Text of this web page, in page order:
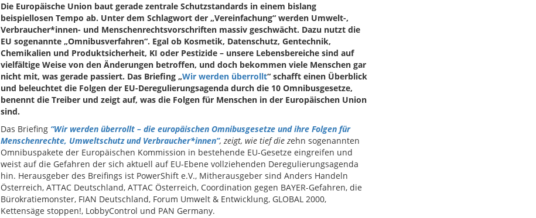
Die Europäische Union baut gerade zentrale Schutzstandards in einem bislang
beispiellosen Tempo ab. Unter dem Schlagwort der „Vereinfachung“ werden Umwelt-,
Verbraucher*innen- und Menschenrechtsvorschriften massiv geschwächt. Dazu nutzt die
EU sogenannte „Omnibusverfahren“. Egal ob Kosmetik, Datenschutz, Gentechnik,
Chemikalien und Produktsicherheit, KI oder Pestizide – unsere Lebensbereiche sind auf
vielfältige Weise von den Änderungen betroffen, und doch bekommen viele Menschen gar
nicht mit, was gerade passiert. Das Briefing „Wir werden überrollt“ schafft einen Überblick
und beleuchtet die Folgen der EU-Deregulierungsagenda durch die 10 Omnibusgesetze,
benennt die Treiber und zeigt auf, was die Folgen für Menschen in der Europäischen Union
sind.
Das Briefing “Wir werden überrollt – die europäischen Omnibusgesetze und ihre Folgen für
Menschenrechte, Umweltschutz und Verbraucher*innen”, zeigt, wie tief die zehn sogenannten
Omnibuspakete der Europäischen Kommission in bestehende EU-Gesetze eingreifen und
weist auf die Gefahren der sich aktuell auf EU-Ebene vollziehenden Deregulierungsagenda
hin. Herausgeber des Breifings ist PowerShift e.V., Mitherausgeber sind Anders Handeln
Österreich, ATTAC Deutschland, ATTAC Österreich, Coordination gegen BAYER-Gefahren, die
Bürokratiemonster, FIAN Deutschland, Forum Umwelt & Entwicklung, GLOBAL 2000,
Kettensäge stoppen!, LobbyControl und PAN Germany.